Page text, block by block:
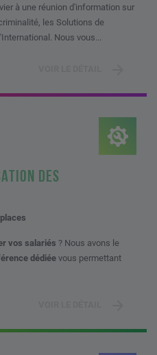
à une réunion d'information sur
les Solutions de
Nous vous...
DES
vos salariés ? Nous avons le
dédiée vous permettant